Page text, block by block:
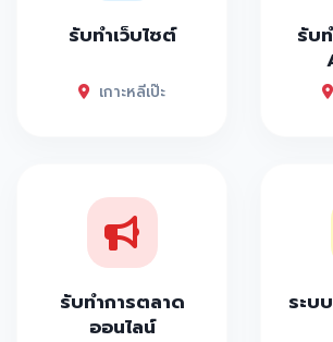
รับทำเว็บไซต์
เกาะหลีเป๊ะ
รับ
รับทำการตลาด
ออนไลน์
ระบ